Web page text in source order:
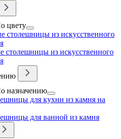
цвету
столешницы из искусственного
столешницы из искусственного
назначению
для кухни из камня на
для ванной из камня